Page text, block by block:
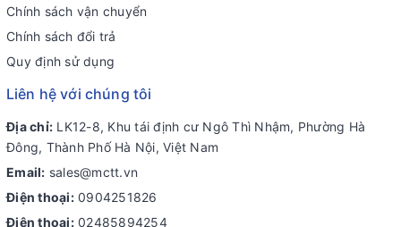
Chính sách vận chuyển
Chính sách đổi trả
Quy định sử dụng
Liên hệ với chúng tôi
Địa chỉ: LK12-8, Khu tái định cư Ngô Thì Nhậm, Phường Hà
Đông, Thành Phố Hà Nội, Việt Nam
Email: sales@mctt.vn
Điện thoại: 0904251826
Điện thoại: 02485894254